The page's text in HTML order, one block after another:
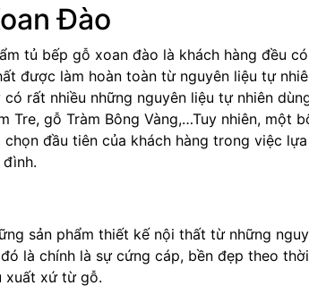
Đào
tủ bếp gỗ xoan đào là khách hàng đều
được làm hoàn toàn từ nguyên liệu tự
rất nhiều những nguyên liệu tự nhiên
Tre, gỗ Tràm Bông Vàng,…Tuy nhiên, một
đầu tiên của khách hàng trong việc
sản phẩm thiết kế nội thất từ những
là chính là sự cứng cáp, bền đẹp theo
xuất xứ từ gỗ.